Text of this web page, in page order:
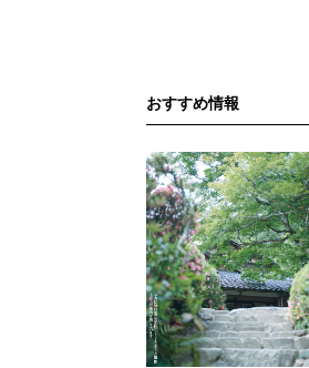
おすすめ情報